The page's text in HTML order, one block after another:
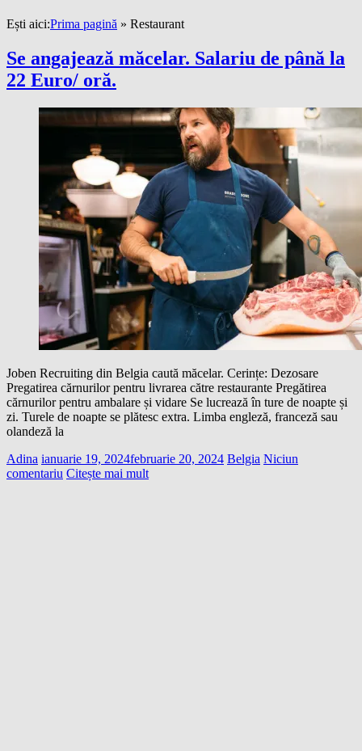
Ești aici:Prima pagină » Restaurant
Se angajează măcelar. Salariu de până la
22 Euro/ oră.
Joben Recruiting din Belgia caută măcelar. Cerințe: Dezosare
Pregatirea cărnurilor pentru livrarea către restaurante Pregătirea
cărnurilor pentru ambalare și vidare Se lucrează în ture de noapte și
zi. Turele de noapte se plătesc extra. Limba engleză, franceză sau
olandeză la
Adina ianuarie 19, 2024februarie 20, 2024 Belgia Niciun
comentariu Citește mai mult